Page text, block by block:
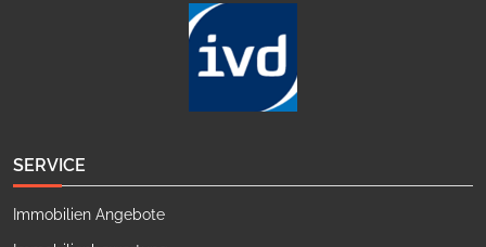
SERVICE
Immobilien Angebote